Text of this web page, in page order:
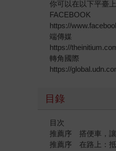
你可以在以下平臺
FACEBOOK
https://
端傳媒
https://
轉角國際
https://
目錄
目次
推薦序 搭便車，
推薦序 在路上：